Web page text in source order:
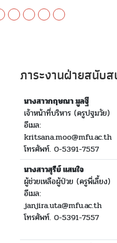
ภาระงานฝ่ายสนับ
นางสาวกฤษณา มูลฐี
เจ้าหน้าที่บริหาร (ครูปฐมวัย)
อีเมล:
kritsana.moo@mfu.ac.th
โทรศัพท์. 0-5391-7557
นางสาวสุรีย์ แสนใจ
ผู้ช่วยเหลือผู้ป่วย (ครูพี่เลี้ยง)
อีเมล:
janjira.uta@mfu.ac.th
โทรศัพท์. 0-5391-7557